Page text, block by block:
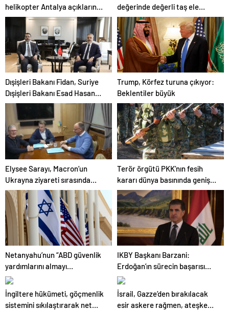
helikopter Antalya açıklarında
acil iniş yaptı
değerinde değerli taş ele
geçirildi
Dışişleri Bakanı Fidan, Suriye
Dışişleri Bakanı Esad Hasan
Şeybani ile görüştü
Trump, Körfez turuna çıkıyor:
Beklentiler büyük
Elysee Sarayı, Macron’un
Ukrayna ziyareti sırasında
trende uyuşturucu kullandığı
iddiasını yalanladı
Terör örgütü PKK’nın fesih
kararı dünya basınında geniş
yer buldu
Netanyahu’nun “ABD güvenlik
yardımlarını almayı
durdurmak zorunda
kalabileceklerini” söylediği
iddiası
IKBY Başkanı Barzani:
Erdoğan’ın sürecin başarısı
için ortaya koyduğu çabayı
takdirle karşılıyoruz
İngiltere hükümeti, göçmenlik
sistemini sıkılaştırarak net
İsrail, Gazze’den bırakılacak
esir askere rağmen, ateşkes